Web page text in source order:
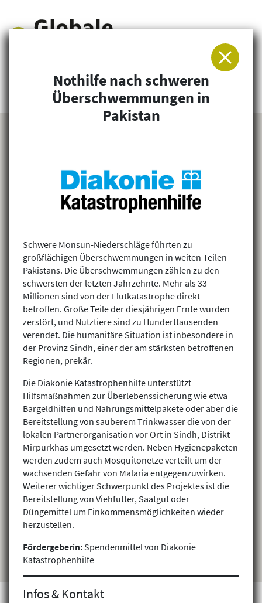
Arbeitsgemeinschaft für Entwicklung und
Humanitäre Hilfe
Nothilfe nach schweren
Überschwemmungen in
Pakistan
Schwere Monsun-Niederschläge führten zu
großflächigen Überschwemmungen in weiten Teilen
Pakistans. Die Überschwemmungen zählen zu den
schwersten der letzten Jahrzehnte. Mehr als 33
Millionen sind von der Flutkatastrophe direkt
betroffen. Große Teile der diesjährigen Ernte wurden
zerstört, und Nutztiere sind zu Hunderttausenden
verendet. Die humanitäre Situation ist inbesondere in
der Provinz Sindh, einer der am stärksten betroffenen
Regionen, prekär.
Die Diakonie Katastrophenhilfe unterstützt
Hilfsmaßnahmen zur Überlebenssicherung wie etwa
Bargeldhilfen und Nahrungsmittelpakete oder aber die
Bereitstellung von sauberem Trinkwasser die von der
lokalen Partnerorganisation vor Ort in Sindh, Distrikt
Mirpurkhas umgesetzt werden. Neben Hygienepaketen
werden zudem auch Mosquitonetze verteilt um der
wachsenden Gefahr von Malaria entgegenzuwirken.
Weiterer wichtiger Schwerpunkt des Projektes ist die
Bereitstellung von Viehfutter, Saatgut oder
Düngemittel um Einkommensmöglichkeiten wieder
herzustellen.
Fördergeberin: Spendenmittel von Diakonie
Katastrophenhilfe
Infos & Kontakt